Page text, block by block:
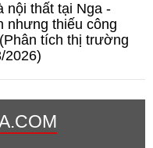
nội thất tại Nga -
nhưng thiếu công
tích thị trường
2026)